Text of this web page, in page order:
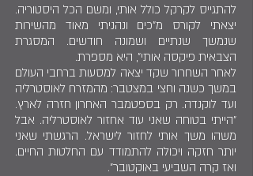
להתגייס לקרקל כולל אותי, ומשם הכל היסטוריה.
יצאתי לקורס מ"כים ונהניתי מאוד מהשירות
שנמשך שנתיים ושמונה חודשים. המסגרת
הצבאית פיקסה אותי", היא מספרת.
לאחר השחרור שקד יצאה למסעות ברחבי העולם
במשך כשנה וחצי במצטבר: מהמזרח לאוסטרליה
ועד לוקנדה. רק בספטמבר האחרון חזרה לארץ.
"הייתי בטוחה שאני עוד אחזור לאוסטרליה. אבל
משהו משך אותי לחזור לישראל. הרגשתי שאני
יותר חזקה ויכולה להתמודד עם החלטות החיים.
ואז קרה השביעי באוקטובר".